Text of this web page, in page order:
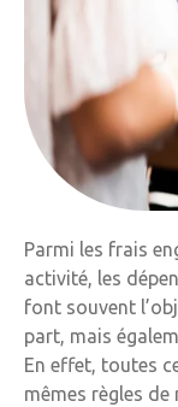
Parmi les frais
activité, les
font souvent
part, mais
En effet, toutes
mêmes règles